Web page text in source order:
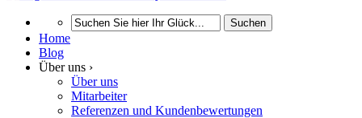
Suchen
Home
Blog
Über uns ›
Über uns
Mitarbeiter
Referenzen und Kundenbewertungen